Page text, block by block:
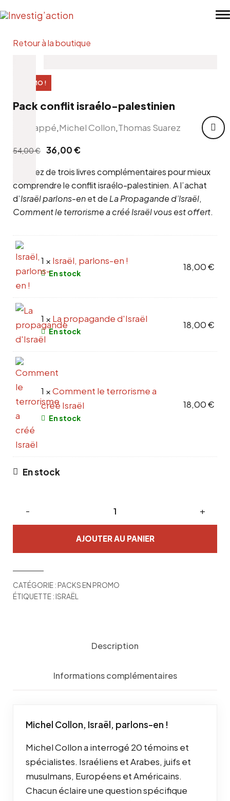
Retour à la boutique
PROMO !
Pack conflit israélo-palestinien
Ilan Pappé,Michel Collon,Thomas Suarez
54,00€
Le
initial
54,00 €.
36,00€Le
actuel
36,00 €.
Profitez de trois livres complémentaires pour mieux
comprendre le conflit israélo-palestinien. A l’achat
d’Israël parlons-enet de La Propagande d’Israël,
Comment le terrorisme a créé Israël vous est offert.
1 × Israël, parlons-en !
En stock
18,00€
1 × La propagande d'Israël
En stock
18,00€
1 ×Comment le terrorisme a
créé Israël
En stock
18,00€
En stock
- +
AJOUTER AU PANIER
CATÉGORIE : PACKS EN PROMO
ÉTIQUETTE : ISRAËL
Description
Informations complémentaires
Michel Collon, Israël, parlons-en !
Michel Collon a interrogé 20 témoins et
spécialistes. Israéliens et Arabes, juifs et
musulmans, Européens et Américains.
Chacun éclaire une question spécifique